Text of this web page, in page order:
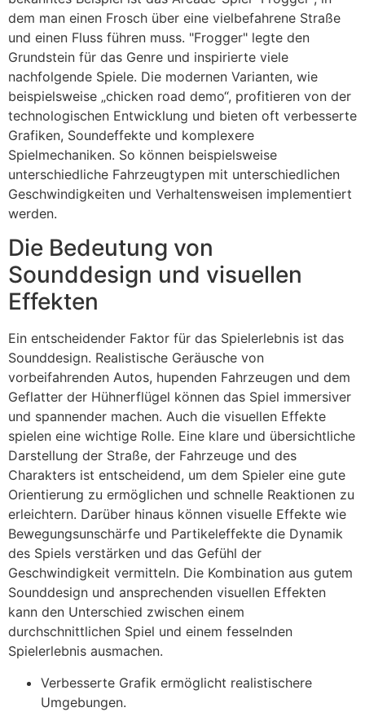
dem man einen Frosch über eine vielbefahrene Straße
und einen Fluss führen muss. "Frogger" legte den
Grundstein für das Genre und inspirierte viele
nachfolgende Spiele. Die modernen Varianten, wie
beispielsweise „chicken road demo“, profitieren von der
technologischen Entwicklung und bieten oft verbesserte
Grafiken, Soundeffekte und komplexere
Spielmechaniken. So können beispielsweise
unterschiedliche Fahrzeugtypen mit unterschiedlichen
Geschwindigkeiten und Verhaltensweisen implementiert
werden.
Die Bedeutung von
Sounddesign und visuellen
Effekten
Ein entscheidender Faktor für das Spielerlebnis ist das
Sounddesign. Realistische Geräusche von
vorbeifahrenden Autos, hupenden Fahrzeugen und dem
Geflatter der Hühnerflügel können das Spiel immersiver
und spannender machen. Auch die visuellen Effekte
spielen eine wichtige Rolle. Eine klare und übersichtliche
Darstellung der Straße, der Fahrzeuge und des
Charakters ist entscheidend, um dem Spieler eine gute
Orientierung zu ermöglichen und schnelle Reaktionen zu
erleichtern. Darüber hinaus können visuelle Effekte wie
Bewegungsunschärfe und Partikeleffekte die Dynamik
des Spiels verstärken und das Gefühl der
Geschwindigkeit vermitteln. Die Kombination aus gutem
Sounddesign und ansprechenden visuellen Effekten
kann den Unterschied zwischen einem
durchschnittlichen Spiel und einem fesselnden
Spielerlebnis ausmachen.
Verbesserte Grafik ermöglicht realistischere
Umgebungen.